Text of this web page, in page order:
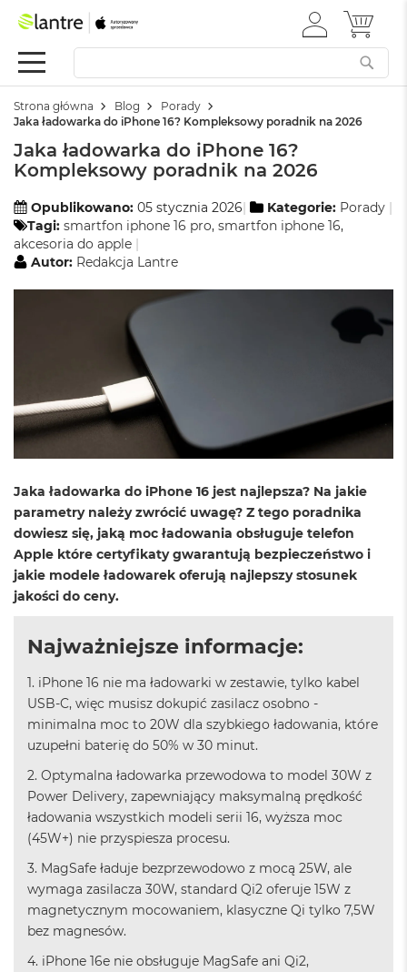
Apple
Festiwal
M
c
B
o
k
N
e
o
k
o
l
r
M
a
c
B
o
o
e
C
t
r
u
o
w
ż
ó
t
y
M
a
c
ZALOGUJ
SIĘ
MÓJ
Strona główna Blog
Porady
Jaka ładowarka do iPhone 16? Kompleksowy poradnik na 2026
Jaka ładowarka do iPhone 16?
Kompleksowy poradnik na 2026
Opublikowano: 05 stycznia 2026 Kategorie: Porady
Tagi: smartfon iphone 16 pro, smartfon iphone 16,
akcesoria do apple
Autor: Redakcja Lantre
Jaka ładowarka do iPhone 16 jest najlepsza? Na jakie
parametry należy zwrócić uwagę? Z tego poradnika
dowiesz się, jaką moc ładowania obsługuje telefon
Apple które certyfikaty gwarantują bezpieczeństwo i
jakie modele ładowarek oferują najlepszy stosunek
jakości do ceny.
Najważniejsze informacje:
1. iPhone 16 nie ma ładowarki w zestawie, tylko kabel
USB-C, więc musisz dokupić zasilacz osobno -
minimalna moc to 20W dla szybkiego ładowania, które
uzupełni baterię do 50% w 30 minut.
2. Optymalna ładowarka przewodowa to model 30W z
Power Delivery, zapewniający maksymalną prędkość
ładowania wszystkich modeli serii 16, wyższa moc
(45W+) nie przyspiesza procesu.
3. MagSafe ładuje bezprzewodowo z mocą 25W, ale
wymaga zasilacza 30W, standard Qi2 oferuje 15W z
magnetycznym mocowaniem, klasyczne Qi tylko 7,5W
bez magnesów.
4. iPhone 16e nie obsługuje MagSafe ani Qi2,